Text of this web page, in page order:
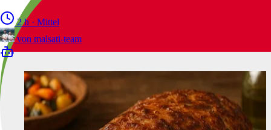
2 h · Mittel
von malsati-team